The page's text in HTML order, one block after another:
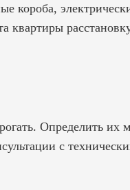
короба,
квартиры
Определить
с